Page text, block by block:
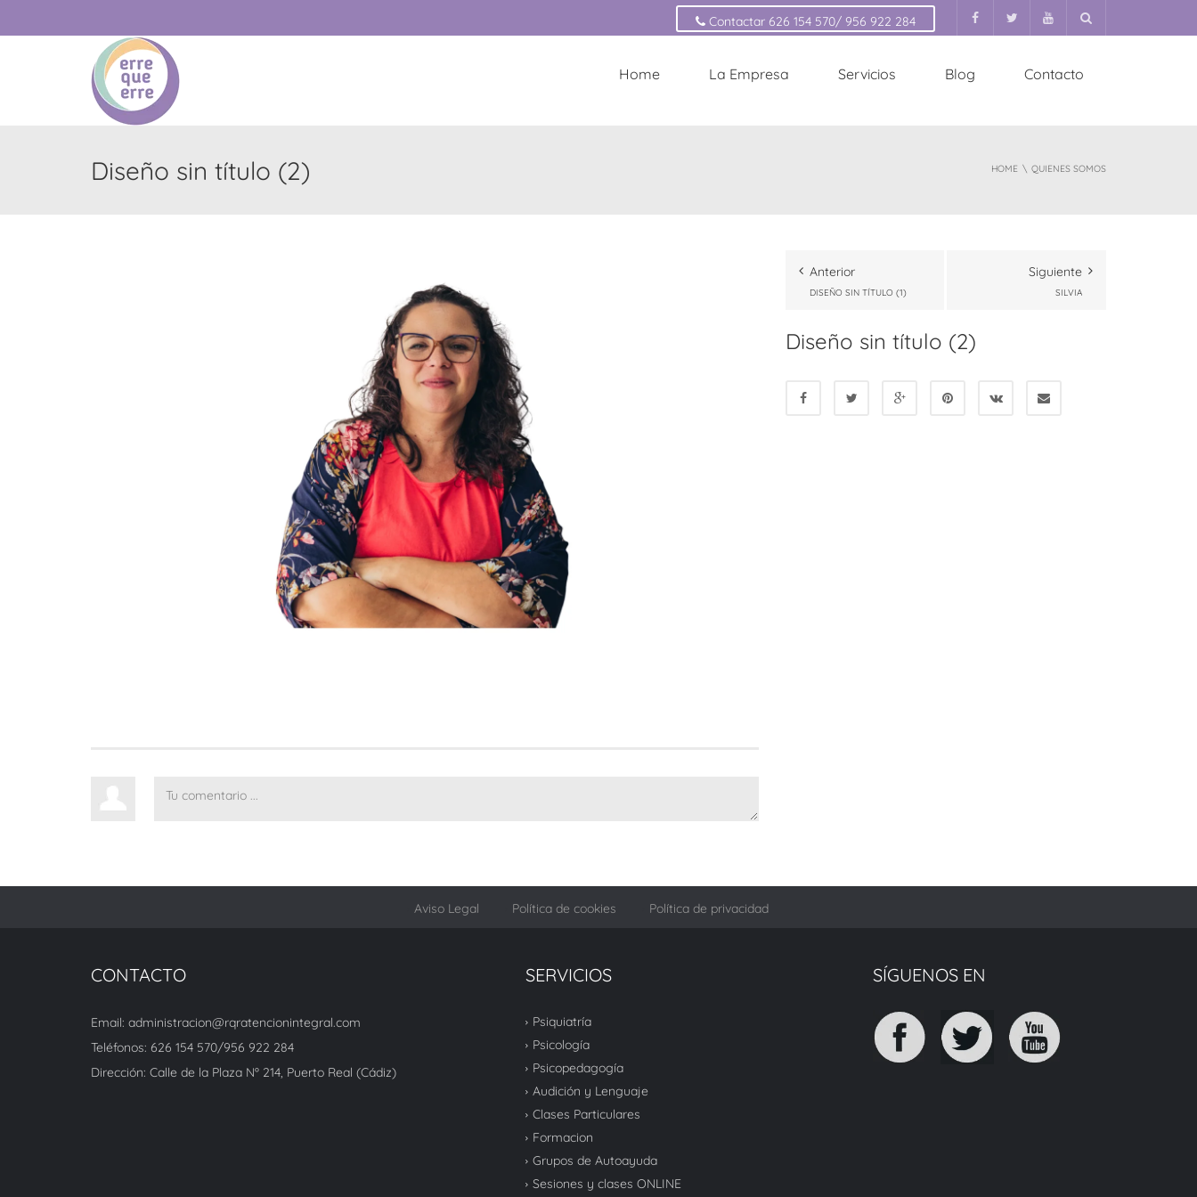
Contactar 626 154 570/ 956 922 284
Home La Empresa Servicios Blog Contacto
Diseño sin título (2) HOME QUIENES SOMOS
Anterior
DISEÑO SIN TÍTULO (1)
Siguiente
SILVIA
Diseño sin título (2)
Aviso Legal Política de cookies Política de privacidad
CONTACTO
Email: administracion@rqratencionintegral.com
Teléfonos: 626 154 570/956 922 284
Dirección: Calle de la Plaza Nº 214, Puerto Real (Cádiz)
SERVICIOS
Psiquiatría
Psicología
Psicopedagogía
Audición y Lenguaje
Clases Particulares
Formacion
Grupos de Autoayuda
Sesiones y clases ONLINE
SÍGUENOS EN